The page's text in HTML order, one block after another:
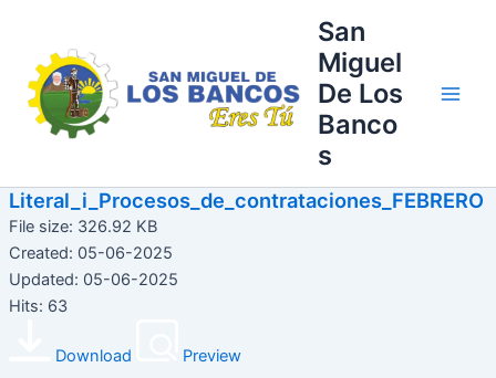
contenido
San
Miguel
De Los
Banco
s
Literal_i_Procesos_de_contrataciones_FEBRERO
File size: 326.92 KB
Created: 05-06-2025
Updated: 05-06-2025
Hits: 63
Download Preview